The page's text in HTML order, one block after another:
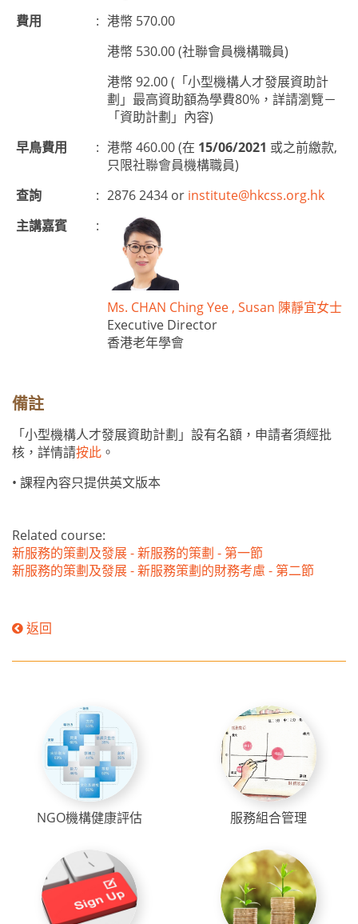
費用
: 港幣 570.00
港幣 530.00 (社聯會員機構職員)
港幣 92.00 (「小型機構人才發展資助計
劃」最高資助額為學費80%，詳請瀏覽－
「資助計劃」內容)
早鳥費用
: 港幣 460.00 (在 15/06/2021 或之前繳款,
只限社聯會員機構職員)
查詢
: 2876 2434 or institute@hkcss.org.hk
主講嘉賓
:
Ms. CHAN Ching Yee , Susan 陳靜宜女士
Executive Director
香港老年學會
備註
「小型機構人才發展資助計劃」設有名額，申請者須經批
核，詳情請按此 。
• 課程內容只提供英文版本
Related course:
新服務的策劃及發展 - 新服務的策劃 - 第一節
新服務的策劃及發展 - 新服務策劃的財務考慮 - 第二節
返回
NGO機構健康評估 服務組合管理